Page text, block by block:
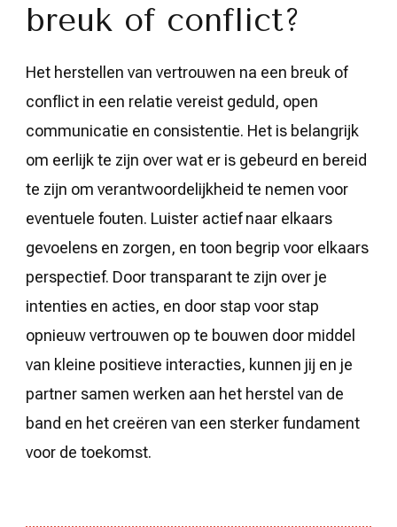
breuk of conflict?
Het herstellen van vertrouwen na een breuk of
conflict in een relatie vereist geduld, open
communicatie en consistentie. Het is belangrijk
om eerlijk te zijn over wat er is gebeurd en bereid
te zijn om verantwoordelijkheid te nemen voor
eventuele fouten. Luister actief naar elkaars
gevoelens en zorgen, en toon begrip voor elkaars
perspectief. Door transparant te zijn over je
intenties en acties, en door stap voor stap
opnieuw vertrouwen op te bouwen door middel
van kleine positieve interacties, kunnen jij en je
partner samen werken aan het herstel van de
band en het creëren van een sterker fundament
voor de toekomst.